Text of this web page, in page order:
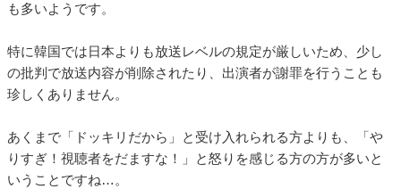
も多いようです。
特に韓国では日本よりも放送レベルの規定が厳しいため、少し
の批判で放送内容が削除されたり、出演者が謝罪を行うことも
珍しくありません。
あくまで「ドッキリだから」と受け入れられる方よりも、「や
りすぎ！視聴者をだますな！」と怒りを感じる方の方が多いと
いうことですね…。